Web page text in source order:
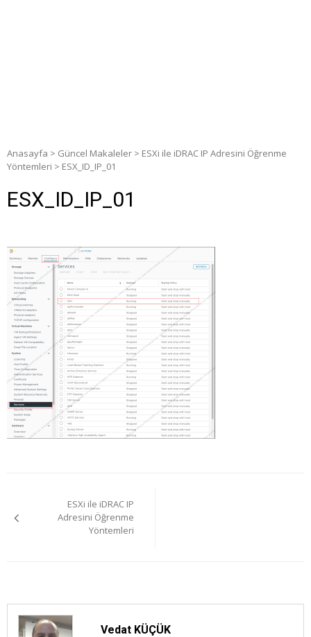
Anasayfa > Güncel Makaleler > ESXi ile iDRAC IP Adresini Öğrenme
Yöntemleri > ESX_ID_IP_01
ESX_ID_IP_01
gezinmesi
ESXi ile iDRAC IP
Adresini Öğrenme
Yöntemleri
Vedat KÜÇÜK